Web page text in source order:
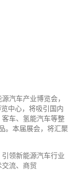
汽车产业博览会，
中心，将吸引国内
车、氢能汽车等整
。本届展会，将汇聚
领新能源汽车行业
流、商贸